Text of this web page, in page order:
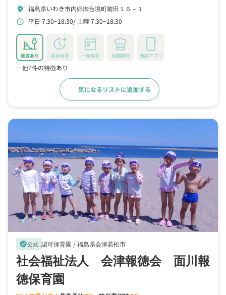
location_on 福島県いわき市内郷御台境町前田１６－１
schedule 平日 7:30~18:30 土曜 7:30~18:30
園庭あり 延長保育 一時保育 自園調理 連絡アプリ
…他7件の特徴あり
気になるリストに追加する
verified公式 認可保育園 /福島県会津若松市
社会福祉法人 会津報徳会 面川報
徳保育園